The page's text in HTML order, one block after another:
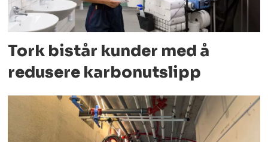
Tork bistår kunder med å
redusere karbonutslipp